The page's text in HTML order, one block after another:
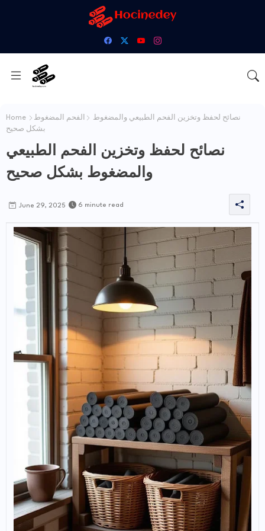
Home الفحم المضغوط
بشكل صحيح
نصائح لحفظ وتخزين الفحم الطبيعي
والمضغوط بشكل صحيح
June 29, 2025 6 minute read